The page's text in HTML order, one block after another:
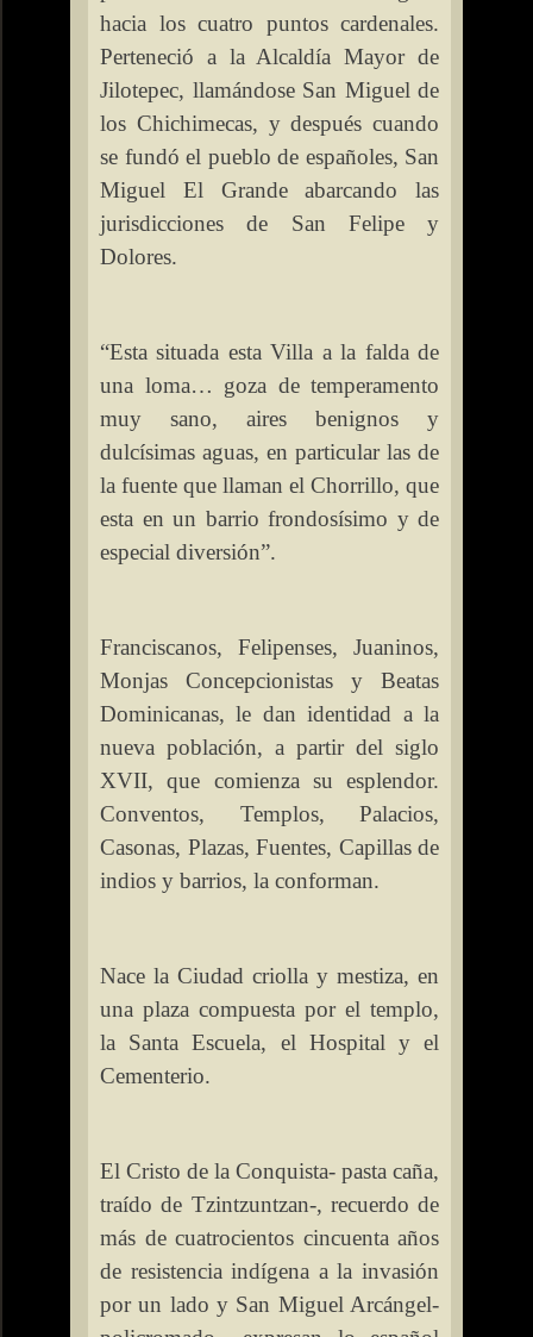
hacia los cuatro puntos cardenales.
Perteneció a la Alcaldía Mayorde
Jilotepec, llamándose San Miguel de
los Chichimecas, y después cuando
se fundó el pueblo de españoles, San
Miguel El Grande abarcando las
jurisdicciones de San Felipe y
Dolores.
“Esta situada esta Villa a la falda de
una loma… goza de temperamento
muy sano, aires benignos y
dulcísimas aguas, en particular las de
la fuente que llaman el Chorrillo, que
esta en un barrio frondosísimo y de
especial diversión”.
Franciscanos, Felipenses, Juaninos,
Monjas Concepcionistas y Beatas
Dominicanas, le dan identidad a la
nueva población, a partir del siglo
XVII, que comienza su esplendor.
Conventos, Templos, Palacios,
Casonas, Plazas, Fuentes, Capillas de
indios y barrios, la conforman.
Nace la Ciudad criolla y mestiza, en
una plaza compuesta por el templo,
la Santa Escuela, el Hospital y el
Cementerio.
El Cristo de la Conquista- pasta caña,
traído de Tzintzuntzan-, recuerdo de
más de cuatrocientos cincuenta años
de resistencia indígena a la invasión
por un lado y San Miguel Arcángel-